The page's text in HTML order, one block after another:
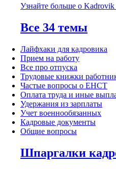
Узнайте больше о Kadrovik
Все 34 темы
Лайфхаки для кадровика
Прием на работу
Все про отпуска
Трудовые книжки
Частые вопросы о ЕНСТ
Оплата труда и иные
Удержания из зарплаты
Учет военнообязанных
Кадровые документы
Общие вопросы
Шпаргалки